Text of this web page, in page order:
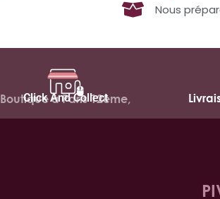
Nous
Click And Collect
Boutique à Paris 12ème,